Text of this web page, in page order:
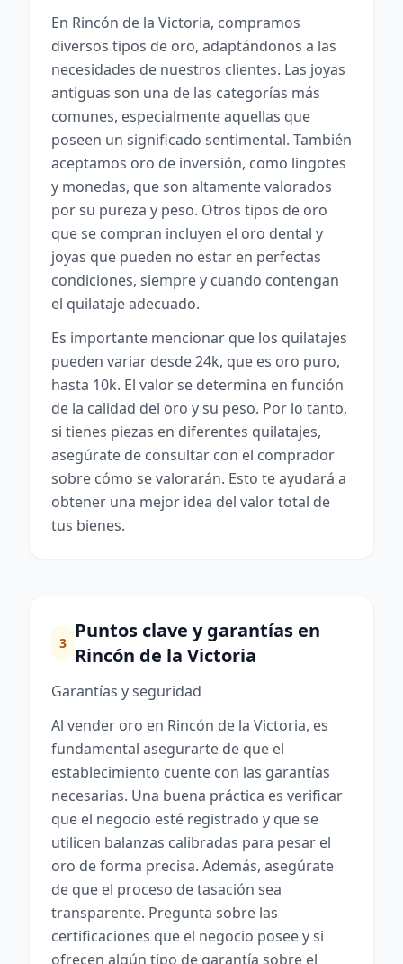
En Rincón de la Victoria, compramos
diversos tipos de oro, adaptándonos a las
necesidades de nuestros clientes. Las joyas
antiguas son una de las categorías más
comunes, especialmente aquellas que
poseen un significado sentimental. También
aceptamos oro de inversión, como lingotes
y monedas, que son altamente valorados
por su pureza y peso. Otros tipos de oro
que se compran incluyen el oro dental y
joyas que pueden no estar en perfectas
condiciones, siempre y cuando contengan
el quilataje adecuado.
Es importante mencionar que los quilatajes
pueden variar desde 24k, que es oro puro,
hasta 10k. El valor se determina en función
de la calidad del oro y su peso. Por lo tanto,
si tienes piezas en diferentes quilatajes,
asegúrate de consultar con el comprador
sobre cómo se valorarán. Esto te ayudará a
obtener una mejor idea del valor total de
tus bienes.
3
Puntos clave y garantías en
Rincón de la Victoria
Garantías y seguridad
Al vender oro en Rincón de la Victoria, es
fundamental asegurarte de que el
establecimiento cuente con las garantías
necesarias. Una buena práctica es verificar
que el negocio esté registrado y que se
utilicen balanzas calibradas para pesar el
oro de forma precisa. Además, asegúrate
de que el proceso de tasación sea
transparente. Pregunta sobre las
certificaciones que el negocio posee y si
ofrecen algún tipo de garantía sobre el